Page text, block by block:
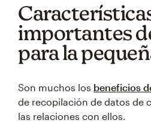
importantes
para la
Son muchos los beneficios
de recopilación de datos de
las relaciones con ellos.